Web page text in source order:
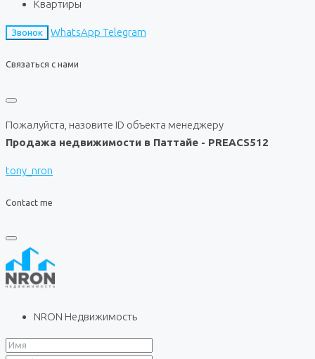
Квартиры
Звонок WhatsApp Telegram
Связаться с нами
Пожалуйста, назовите ID объекта менеджеру
Продажа недвижимости в Паттайе - PREACS512
tony_nron
Contact me
NRON Недвижимость